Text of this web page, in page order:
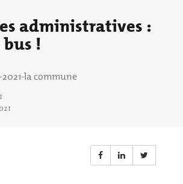
administratives :
bus !
la commune